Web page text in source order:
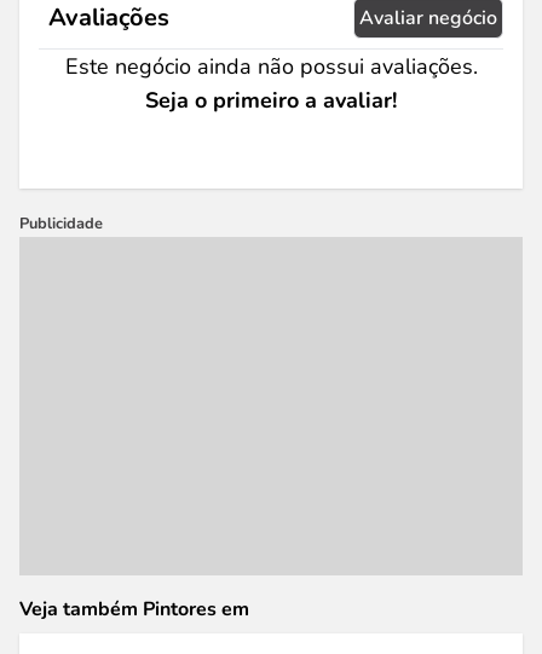
Avaliações Avaliar negócio
Este negócio ainda não possui avaliações.
Seja o primeiro a avaliar!
Publicidade
Veja também Pintores em